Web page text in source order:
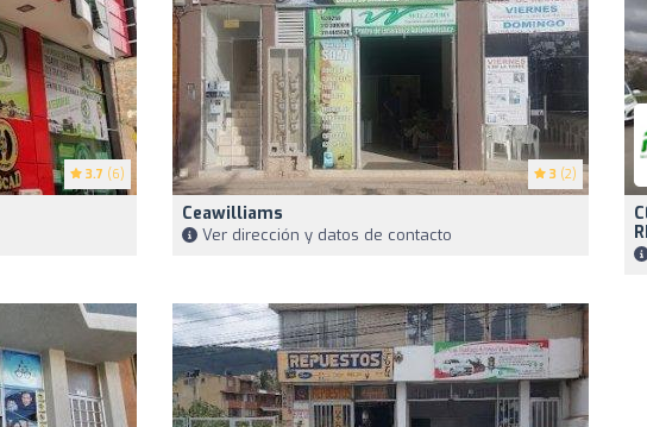
3.7 (6) 3 (2)
Ceawilliams
Ver dirección y datos de contacto